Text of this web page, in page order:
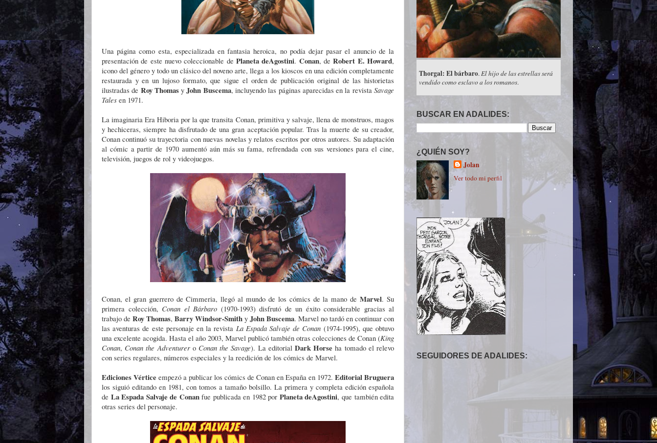
Una página como esta, especializada en fantasia heroica, no podía dejar pasar el anuncio de la
presentación de este nuevo coleccionable de Planeta deAgostini. Conan, deRobert E. Howard,
icono del género y todo un clásico del noveno arte, llega a los kioscos en una edición completamente
restaurada y en un lujoso formato, que sigue el orden de publicación original de las historietas
ilustradas de Roy ThomasyJohn Buscema, incluyendo las páginas aparecidas en la revistaSavage
Tales en 1971.
La imaginaria Era Hiboria por la que transita Conan, primitiva y salvaje, llena de monstruos, magos
y hechiceras, siempre ha disfrutado de una gran aceptación popular. Tras la muerte de su creador,
Conan continuó su trayectoria con nuevas novelas y relatos escritos por otros autores. Su adaptación
al cómic a partir de 1970 aumentó aún más su fama, refrendada con sus versiones para el cine,
televisión, juegos de rol y videojuegos.
Conan, el gran guerrero de Cimmeria, llegó al mundo de los cómics de la mano deMarvel. Su
primera colección, Conan el Bárbaro (1970-1993) disfrutó de un éxito considerable gracias al
trabajo de Roy Thomas, Barry Windsor-Smith y John Buscema. Marvel no tardó en continuar con
las aventuras de este personaje en la revista La Espada Salvaje de Conan (1974-1995), que obtuvo
una excelente acogida. Hasta el año 2003, Marvel publicó también otras colecciones de Conan (King
Conan, Conan the Adventurero Conan the Savage). La editorialDark Horse ha tomado el relevo
con series regulares, números especiales y la reedición de los cómics de Marvel.
Ediciones Vértice empezó a publicar los cómics de Conan en España en 1972. Editorial Bruguera
los siguió editando en 1981, con tomos a tamaño bolsillo. La primera y completa edición española
de La Espada Salvaje de Conanfue publicada en 1982 por Planeta deAgostini, que también edita
otras series del personaje.
Crónica del XVII Expocómic de Madrid.Un año
más en la feria del cómic de la capital
BUSCAR EN ADALIDES:
¿QUIÉN SOY?
Jolan
Ver todo mi perfil
SEGUIDORES DE ADALIDES: